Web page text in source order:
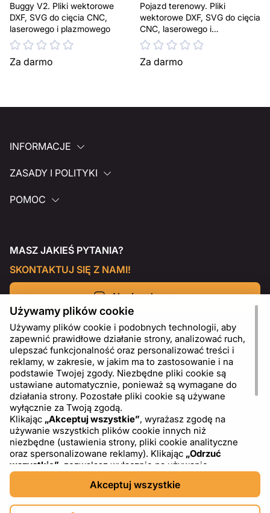
Buggy V2. Pliki wektorowe
DXF, SVG do cięcia CNC,
laserowego i plazmowego
Za darmo
Pojazd terenowy. Pliki
wektorowe DXF, SVG do cięcia
CNC, laserowego i
plazmowego
Za darmo
INFORMACJE
ZASADY I POLITYKI
POMOC
MASZ JAKIEŚ PYTANIA?
SKONTAKTUJ SIĘ Z NAMI!
Napisz do nas
PL USD - US Dollar ($)
Używamy plików cookie
Używamy plików cookie i podobnych technologii, aby
zapewnić prawidłowe działanie strony, analizować ruch,
ulepszać funkcjonalność oraz personalizować treści i
reklamy, w zakresie, w jakim ma to zastosowanie i na
podstawie Twojej zgody. Niezbędne pliki cookie są
ustawiane automatycznie, ponieważ są wymagane do
działania strony. Pozostałe pliki cookie są używane
wyłącznie za Twoją zgodą.
Klikając „Akceptuj wszystkie”, wyrażasz zgodę na
używanie wszystkich plików cookie innych niż
niezbędne (ustawienia strony, pliki cookie analityczne
oraz spersonalizowane reklamy). Klikając „Odrzuć
wszystkie” , zezwalasz wyłącznie na używanie
niezbędnych plików cookie. Klikając
, możesz wybrać, które kategorie plików cookie
chcesz zaakceptować lub zablokować. Możesz w
Akceptuj wszystkie